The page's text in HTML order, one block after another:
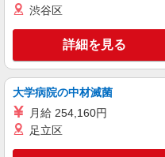
渋谷区
詳細を見る
大学病院の中材滅菌
月給 254,160円
足立区